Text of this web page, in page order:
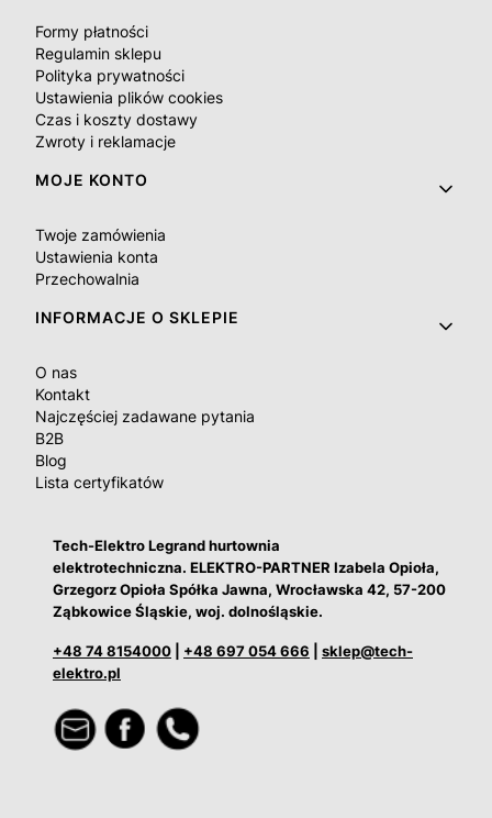
Formy płatności
Regulamin sklepu
Polityka prywatności
Ustawienia plików cookies
Czas i koszty dostawy
Zwroty i reklamacje
MOJE KONTO
Twoje zamówienia
Ustawienia konta
Przechowalnia
INFORMACJE O SKLEPIE
O nas
Kontakt
Najczęściej zadawane pytania
B2B
Blog
Lista certyfikatów
Tech-Elektro Legrand hurtownia
elektrotechniczna. ELEKTRO-PARTNER Izabela Opioła,
Grzegorz Opioła Spółka Jawna, Wrocławska 42, 57-200
Ząbkowice Śląskie, woj. dolnośląskie.
+48 74 8154000 +48 697 054 666
sklep@tech-
elektro.pl